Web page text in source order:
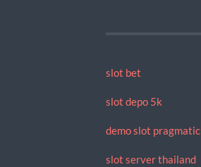
slot bet
slot depo 5k
demo slot pragmatic
slot server thailand